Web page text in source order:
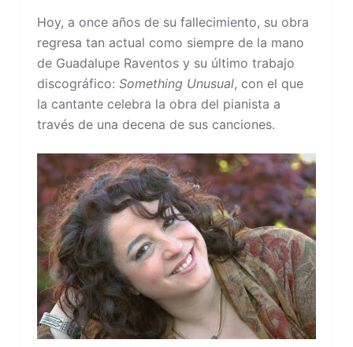
Hoy, a once años de su fallecimiento, su obra
regresa tan actual como siempre de la mano
de Guadalupe Raventos y su último trabajo
discográfico: Something Unusual, con el que
la cantante celebra la obra del pianista a
través de una decena de sus canciones.